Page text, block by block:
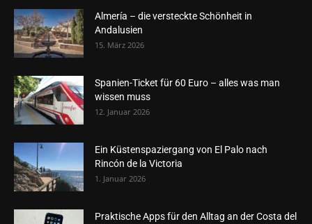
Almería – die versteckte Schönheit in
Andalusien
15. März 2026
Spanien-Ticket für 60 Euro – alles was man
wissen muss
12. Januar 2026
Ein Küstenspaziergang von El Palo nach
Rincón de la Victoria
1. Januar 2026
Praktische Apps für den Alltag an der Costa del